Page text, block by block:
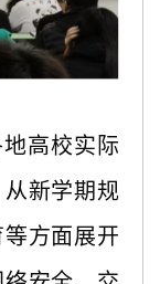
高校实际
新学期规
方面展开